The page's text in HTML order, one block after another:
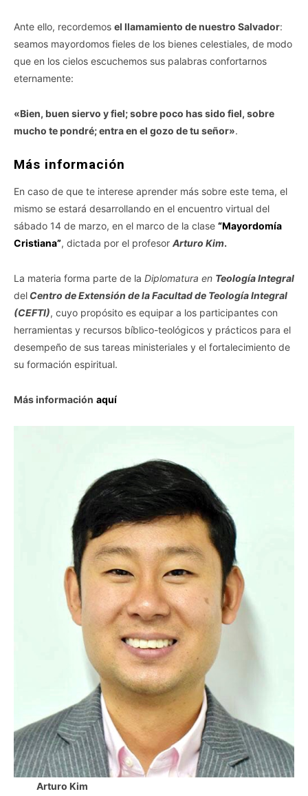
Ante ello, recordemos el llamamiento de nuestro Salvador:
seamos mayordomos fieles de los bienes celestiales, de modo
que en los cielos escuchemos sus palabras confortarnos
eternamente:
«Bien, buen siervo y fiel; sobre poco has sido fiel, sobre
mucho te pondré; entra en el gozo de tu señor».
Más información
En caso de que te interese aprender más sobre este tema, el
mismo se estará desarrollando en el encuentro virtual del
sábado 14 de marzo, en el marco de la clase “Mayordomía
Cristiana”, dictada por el profesor Arturo Kim.
La materia forma parte de la Diplomatura en Teología Integral
del Centro de Extensión de la Facultad de Teología Integral
(CEFTI), cuyo propósito es equipar a los participantes con
herramientas y recursos bíblico-teológicos y prácticos para el
desempeño de sus tareas ministeriales y el fortalecimiento de
su formación espiritual.
Más información aquí
Arturo Kim